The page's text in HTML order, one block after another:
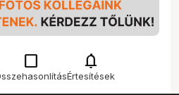
check_box_outline_blank notifications
Értesítések